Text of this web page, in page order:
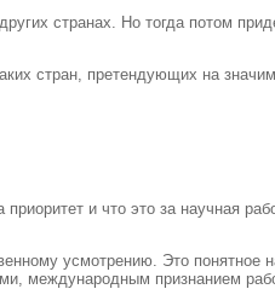
странах. Но тогда потом
стран, претендующих на
и что это за научная
усмотрению. Это понятное
международным признанием